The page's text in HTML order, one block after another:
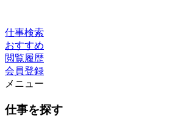
仕事検索
おすすめ
閲覧履歴
会員登録
メニュー
仕事を探す